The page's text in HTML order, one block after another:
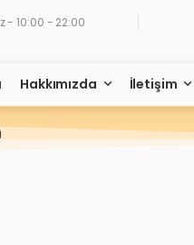
- 10:00 - 22:00
Hakkımızda İletişim